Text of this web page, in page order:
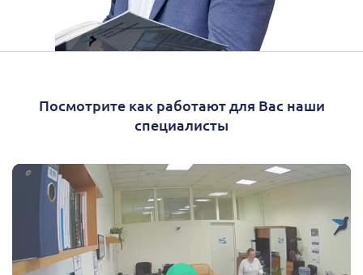
Посмотрите как работают для Вас наши
специалисты